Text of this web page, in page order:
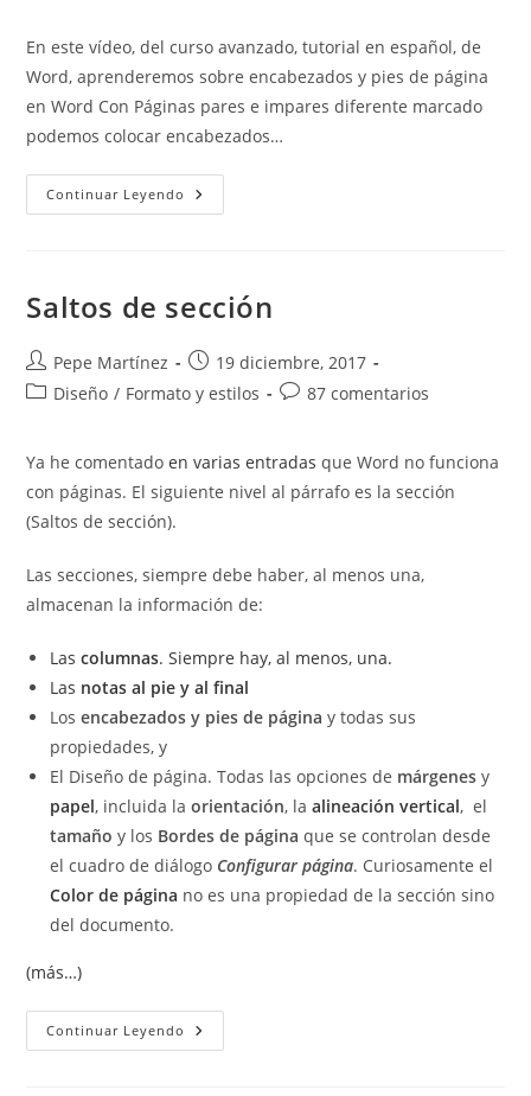
la
entrada:
En este vídeo, del curso avanzado, tutorial en español, de
Word, aprenderemos sobre encabezados y pies de página
en Word Con Páginas pares e impares diferente marcado
podemos colocar encabezados…
Continuar Leyendo Encabezados
Y
Word
Saltos de sección
Autor
de
Pepe Martínez
Publicación
de
la
19 diciembre, 2017
Categoría
entrada:
Diseño / Formato y estilos
Comentarios
entrada:
87 comentarios
Ya he comentadoen varias entradas que Word no funciona
con páginas. El siguiente nivel al párrafo es la sección
(Saltos de sección).
Las secciones, siempre debe haber, al menos una,
almacenan la información de:
Lascolumnas. Siempre hay, al menos, una.
Las notas al pie y al final
Losencabezados y pies de página y todas sus
propiedades, y
El Diseño de página. Todas las opciones de márgenes y
papel, incluida laorientación, laalineación vertical, el
tamaño y los Bordes de página que se controlan desde
el cuadro de diálogo Configurar página. Curiosamente el
Color de página no es una propiedad de la sección sino
del documento.
(más…)
Continuar Leyendo Saltos
De